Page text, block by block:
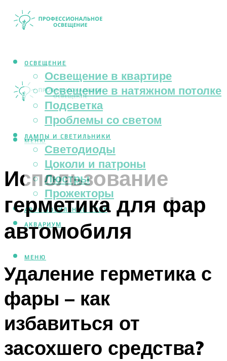
ОСВЕЩЕНИЕ
Освещение в квартире
Освещение в натяжном потолке
Подсветка
Проблемы со светом
ЛАМПЫ И СВЕТИЛЬНИКИ
Светодиоды
Цоколи и патроны
Люстры
Прожекторы
АВТОМОБИЛЬНЫЙ СВЕТ
АКВАРИУМ
МЕНЮ
МЕНЮ
Использование
герметика для фар
автомобиля
Удаление герметика с
фары – как
избавиться от
засохшего средства?